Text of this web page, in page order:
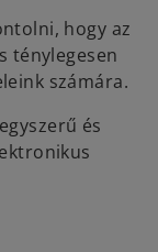
hogy az
ténylegesen
számára.
és